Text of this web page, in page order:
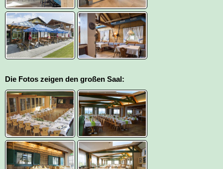
Die Fotos zeigen den großen Saal: